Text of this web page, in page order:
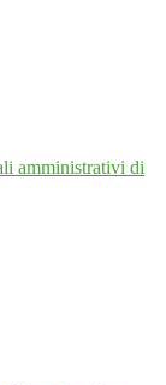
amministrativi di